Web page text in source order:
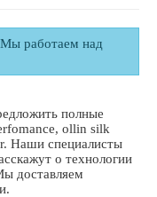
Мы работаем над
полные
ollin silk
Наши специалисты
о технологии
доставляем